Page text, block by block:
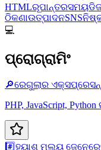
HTMLରୂପାନ୍ତରସମୟ
ଠିକଣାଉତ୍ପାଦନSNS
💻
ପ୍ରୋଗ୍ରାମିଂ
🔎ରେଗୁଲାର
PHP, JavaScript,
#️⃣ହ୍ୟାଶ୍ ମୂଲ୍ୟ